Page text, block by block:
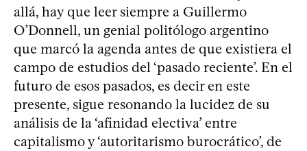
allá, hay que leer siempre a Guillermo
O’Donnell, un genial politólogo argentino
que marcó la agenda antes de que existiera el
campo de estudios del ‘pasado reciente’. En el
futuro de esos pasados, es decir en este
presente, sigue resonando la lucidez de su
análisis de la ‘afinidad electiva’ entre
capitalismo y ‘autoritarismo burocrático’, de